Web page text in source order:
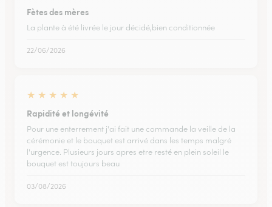
Fètes des mères
La plante à été livrée le jour décidé,bien conditionnée
22/06/2026
★ ★ ★ ★ ★
Rapidité et longévité
Pour une enterrement j'ai fait une commande la veille de la
cérémonie et le bouquet est arrivé dans les temps malgré
l'urgence. Plusieurs jours apres etre resté en plein soleil le
bouquet est toujours beau
03/08/2026